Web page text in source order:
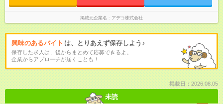
掲載元企業名 アデコ株式会社
興味のあるバイト は、とりあえず保存しよう♪
保存した求人は、後からまとめて応募できるよ。
企業からアプローチが届くことも！
掲載日：2026.08.05
未読